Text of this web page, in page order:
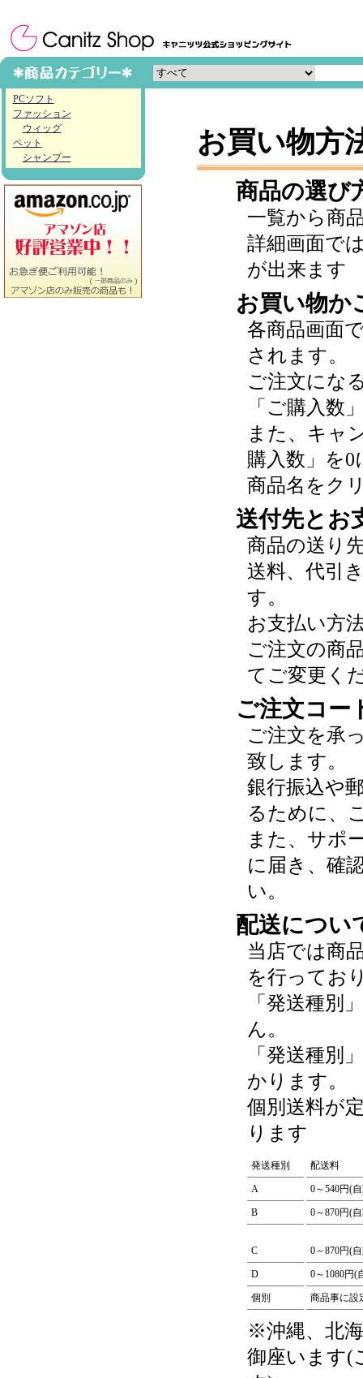
PCソフト
ファッション
ウィッグ
ペット
シャンプー
お買い物方
商品の選び
一覧から商
詳細画面で
が出来ます
お買い物か
各商品画面
されます。
ご注文にな
「ご購入数
また、キャ
購入数」を
商品名をク
送付先とお
商品の送り
送料、代引
す。
お支払い方
ご注文の商
てご変更く
ご注文コー
ご注文を承
致します。
銀行振込や
るために、
また、サポ
に届き、確
い。
配送につい
当店では商
を行ってお
「発送種別
ん。
「発送種別
かります。
個別送料が
ります
発送種別 配送料
A 0～540円(
B 0～870円(
C 0～870円(
D 0～1080円(
個別 商品事に設
※沖縄、北
御座います(